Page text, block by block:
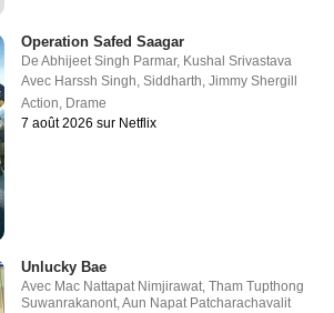
Operation Safed Saagar
DeAbhijeet Singh Parmar, Kushal Srivastava
Avec Harssh Singh ,Siddharth ,Jimmy Shergill
Action Drame
7 août 2026 sur Netflix
Unlucky Bae
Avec Mac Nattapat Nimjirawat,Tham Tupthong
Suwanrakanont,Aun Napat Patcharachavalit